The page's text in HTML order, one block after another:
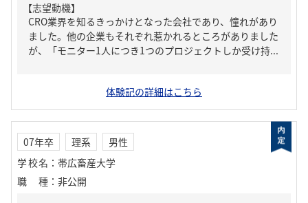
【志望動機】
CRO業界を知るきっかけとなった会社であり、憧れがあり
ました。他の企業もそれぞれ惹かれるところがありました
が、「モニター1人につき1つのプロジェクトしか受け持...
体験記の詳細はこちら
07年卒 理系
男性
学校名 ： 帯広畜産大学
職種 ： 非公開